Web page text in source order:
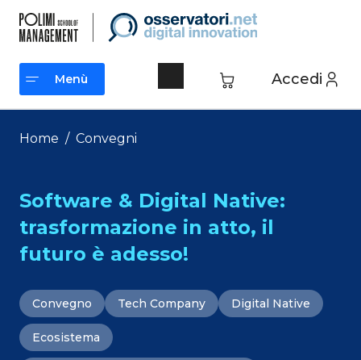
contenuto
Accedi
Menù
Menù
Home / Convegni
Software & Digital Native:
trasformazione in atto, il
futuro è adesso!
Convegno Tech Company Digital Native
Ecosistema